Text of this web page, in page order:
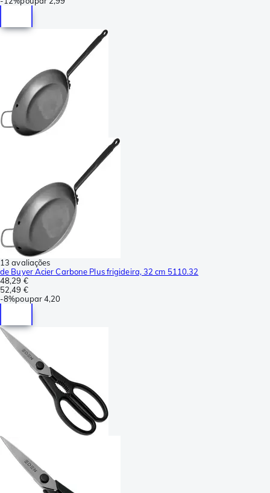
13 avaliações
de Buyer Acier Carbone Plus frigideira, 32 cm 5110.32
48,29 €
52,49 €
-8%poupar4,20